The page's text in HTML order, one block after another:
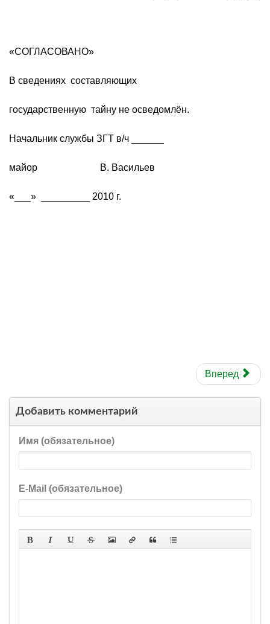
«СОГЛАСОВАНО»
В сведениях составляющих
государственную тайну не осведомлён.
Начальник службы ЗГТ в/ч ______
майор В. Васильев
«___» _________ 2010 г.
Вперед
Добавить комментарий
Имя (обязательное)
E-Mail (обязательное)